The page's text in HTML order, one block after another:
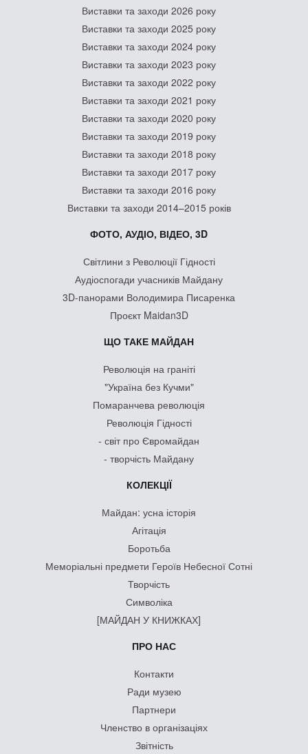
Виставки та заходи 2026 року
Виставки та заходи 2025 року
Виставки та заходи 2024 року
Виставки та заходи 2023 року
Виставки та заходи 2022 року
Виставки та заходи 2021 року
Виставки та заходи 2020 року
Виставки та заходи 2019 року
Виставки та заходи 2018 року
Виставки та заходи 2017 року
Виставки та заходи 2016 року
Виставки та заходи 2014–2015 років
ФОТО, АУДІО, ВІДЕО, 3D
Світлини з Революції Гідності
Аудіоспогади учасників Майдану
3D-панорами Володимира Писаренка
Проєкт Maidan3D
ЩО ТАКЕ МАЙДАН
Революція на граніті
"Україна без Кучми"
Помаранчева революція
Революція Гідності
- світ про Євромайдан
- творчість Майдану
КОЛЕКЦІЇ
Майдан: усна історія
Агітація
Боротьба
Меморіальні предмети Героїв Небесної Сотні
Творчість
Символіка
[МАЙДАН У КНИЖКАХ]
ПРО НАС
Контакти
Ради музею
Партнери
Членство в організаціях
Звітність